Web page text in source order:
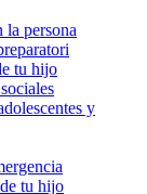
la persona
tu hijo
y
tu hijo